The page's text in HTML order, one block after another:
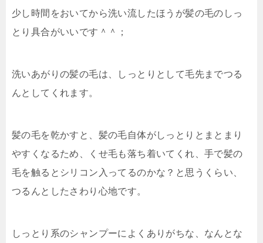
少し時間をおいてから洗い流したほうが髪の毛のしっ
とり具合がいいです＾＾；
洗いあがりの髪の毛は、
しっとりとして毛先までつる
んとしてくれます。
髪の毛を乾かすと、髪の毛自体がしっとりとまとまり
やすくなるため、くせ毛も落ち着いてくれ、手で髪の
毛を触るとシリコン入ってるのかな？と思うくらい、
つるんとしたさわり心地です。
しっとり系のシャンプーによくありがちな、なんとな